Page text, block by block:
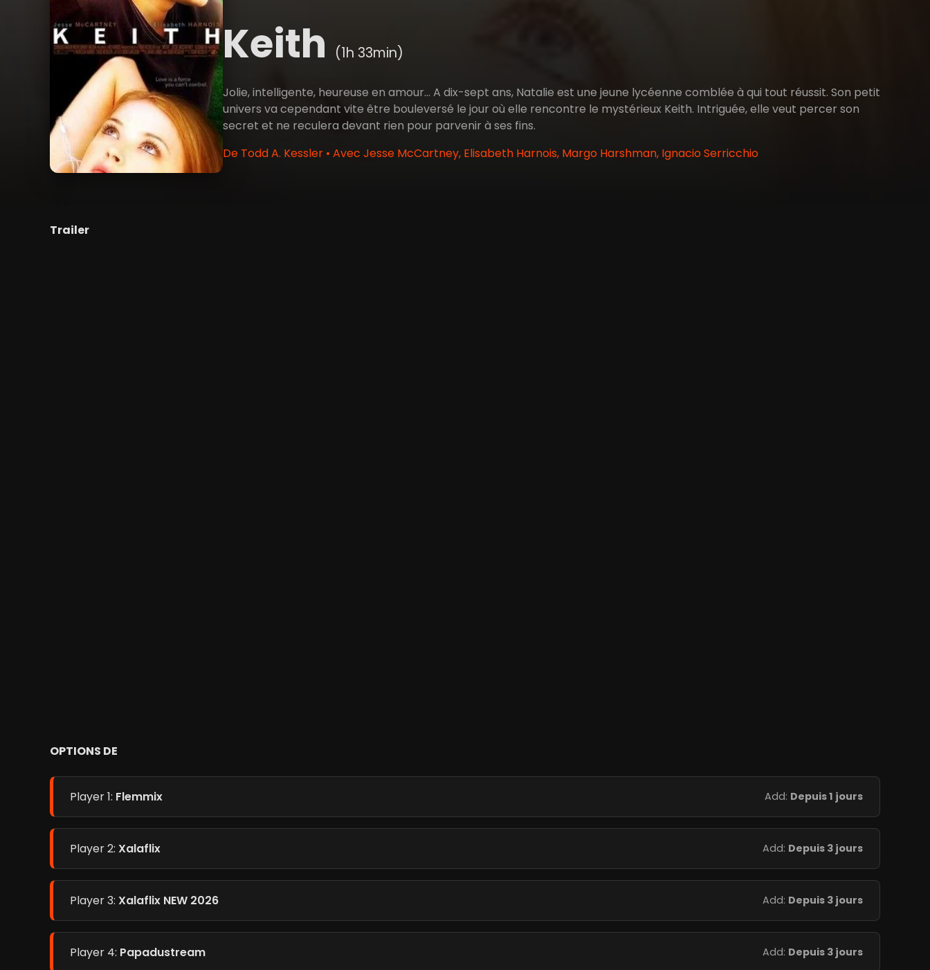
Keith (1h 33min)
Jolie, intelligente, heureuse en amour... A dix-sept ans, Natalie est une jeune lycéenne comblée à qui tout réussit. Son petit
univers va cependant vite être bouleversé le jour où elle rencontre le mystérieux Keith. Intriguée, elle veut percer son
secret et ne reculera devant rien pour parvenir à ses fins.
De Todd A. Kessler • Avec Jesse McCartney, Elisabeth Harnois, Margo Harshman, Ignacio Serricchio
Trailer
OPTIONS DE
Player 1: Flemmix Add: Depuis 1 jours
Player 2: Xalaflix Add: Depuis 3 jours
Player 3: Xalaflix NEW 2026 Add: Depuis 3 jours
Player 4: Papadustream Add: Depuis 3 jours